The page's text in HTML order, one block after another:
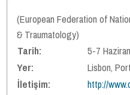
(European Federation of
& Traumatology)
Tarih:
5-7
Yer:
Lisbon,
İletişim:
http://